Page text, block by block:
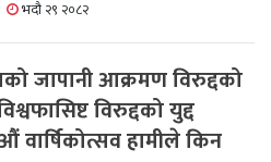
भदौ २९ २०८२
जापानी आक्रमण विरुद्दको
विरुद्दको युद्द
वार्षिकोत्सव हामीले किन